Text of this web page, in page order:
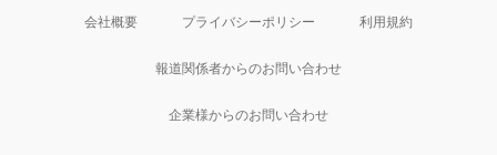
会社概要 プライバシーポリシー 利用規約
報道関係者からのお問い合わせ
企業様からのお問い合わせ